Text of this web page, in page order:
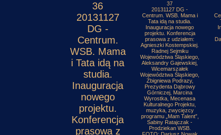
36
20131127
DG -
Centrum.
WSB. Mama
i Tata idą na
studia.
Inauguracja
nowego
projektu.
Konferencja
prasowa z
37
20131127 DG -
Centrum. WSB. Mama i
Tata idą na studia.
Inauguracja nowego
projektu. Konferencja
prasowa z udziałem:
Agnieszki Kostempskiej.
Radnej Sejmiku
Województwa Śląskiego,
Aleksandry Gajewskiej,
Wicemarszałek
Województwa Śląskiego,
Zbigniewa Podrazy,
Prezydenta Dąbrowy
Górniczej, Marcina
Wyrostka, Mecenasa
Kulturalnego Projektu,
muzyka, zwycięzcy
programu „Mam Talent”,
Sabiny Ratajczak -
Prodziekan WSB.